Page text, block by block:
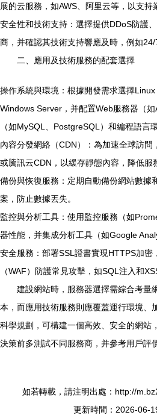
展的云服務，如AWS、阿里云等，以支持
安全性和技術支持：選擇提供DDoS防護
商，并確認其技術支持響應及時，例如24/
二、應用及技術服務的配套選擇
操作系統與環境：根據開發需求選擇
Windows Server，并配置Web服務器（
（如MySQL、PostgreSQL）和編程語言
內容分發網絡（CDN）：為加速全球訪
或騰訊云CDN，以緩存靜態內容，降低服
備份與恢復服務：定期自動備份網站數據
案，防止數據丟失。
監控與分析工具：使用監控服務（如
器性能，并集成分析工具（如Google
安全服務：部署SSL證書實現HTTPS加密
（WAF）防護常見攻擊，如SQL注入和
建設網站時，服務器選擇需綜合考量
本，而應用技術服務則應覆蓋運行環境、
科學規劃，可構建一個高效、安全的網站
決策前多測試不同服務商，并參考用戶評
如若轉載，請注明出處：http://
更新時間：2026-06-